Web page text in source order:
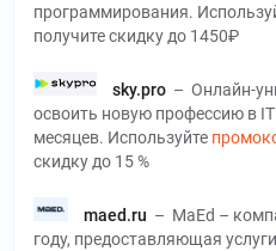
программирования.
получите скидку до 1450₽
sky.pro– Онлайн-
освоить новую профессию в
месяцев. Используйте
скидку до 15 %
maed.ru – MaEd –
году, предоставляющая